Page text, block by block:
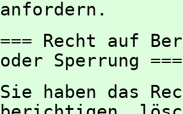
anfordern.
=== Recht auf
oder Sperrung ===
Sie haben das